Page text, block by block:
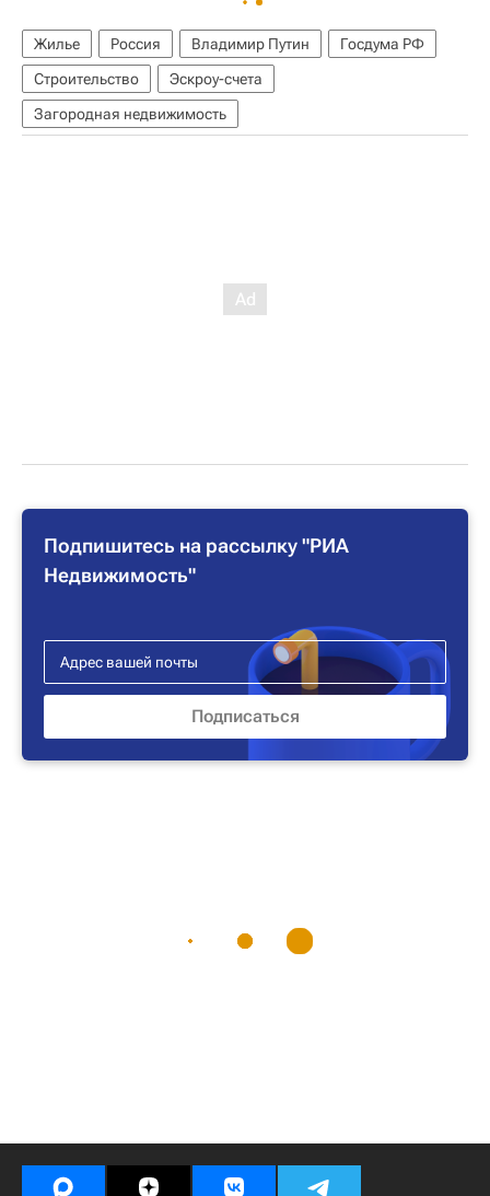
Жилье Россия Владимир Путин
Госдума РФ
Строительство
Эскроу-счета
Загородная недвижимость
Подпишитесь на рассылку "РИА
Недвижимость"